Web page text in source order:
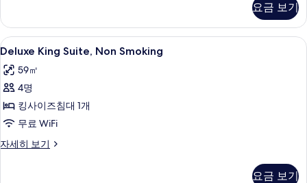
기
대
2
개,
금
연
사
진
모
퀸
사
이
침
대
개,
금
자
요금 보기
Deluxe
King
Suite,
Non
Smoking
사
진
오리/거위털 이불, 필로우탑 침대, 객실
7
Deluxe King Suite, Non Smoking
59㎡
4명
킹사이즈침대 1개
무료 WiFi
자세히 보기
Deluxe
요금 보기